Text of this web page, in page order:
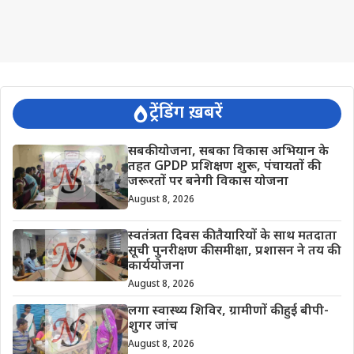
ट्रेंडिंग ख़बरें
सबकी योजना, सबका विकास अभियान के
तहत GPDP प्रशिक्षण शुरू, पंचायतों की
जरूरतों पर बनेगी विकास योजना
August 8, 2026
स्वतंत्रता दिवस की तैयारियों के साथ मतदाता
सूची पुनरीक्षण की समीक्षा, प्रशासन ने तय की
कार्ययोजना
August 8, 2026
लगा स्वास्थ्य शिविर, ग्रामीणों की हुई बीपी-
शुगर जांच
August 8, 2026